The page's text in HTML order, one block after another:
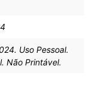
Uso Pessoal.
Não Printável.